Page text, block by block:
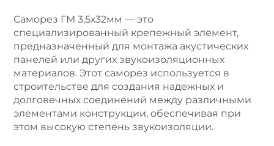
Саморез ГМ 3,5х32мм — это
специализированный крепежный элемент,
предназначенный для монтажа акустических
панелей или других звукоизоляционных
материалов. Этот саморез используется в
строительстве для создания надежных и
долговечных соединений между различными
элементами конструкции, обеспечивая при
этом высокую степень звукоизоляции.